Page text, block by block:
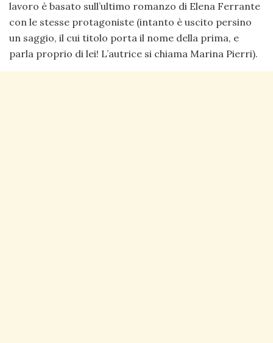
lavoro è basato sull’ultimo romanzo di Elena Ferrante
con le stesse protagoniste (intanto è uscito persino
un saggio, il cui titolo porta il nome della prima, e
parla proprio di lei! L’autrice si chiama Marina Pierri).